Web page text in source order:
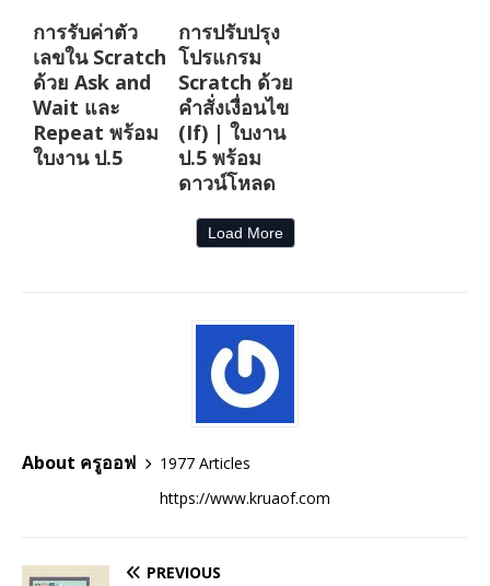
การรับค่าตัว
เลขใน Scratch
ด้วย Ask and
Wait และ
Repeat พร้อม
ใบงาน ป.5
การปรับปรุง
โปรแกรม
Scratch ด้วย
คำสั่งเงื่อนไข
(If) | ใบงาน
ป.5 พร้อม
ดาวน์โหลด
Load More
About ครูออฟ
1977 Articles
https://www.kruaof.com
PREVIOUS